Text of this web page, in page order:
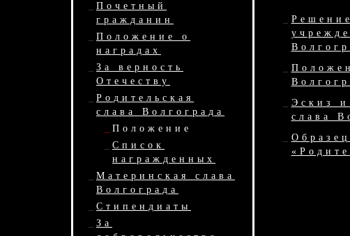
Почетный
гражданин
Положение о
наградах
За верность
Отечеству
Родительская
слава Волгограда
Положение
Список
награжденных
Материнская слава
Волгограда
Стипендиаты
За
Эскиз и
слава